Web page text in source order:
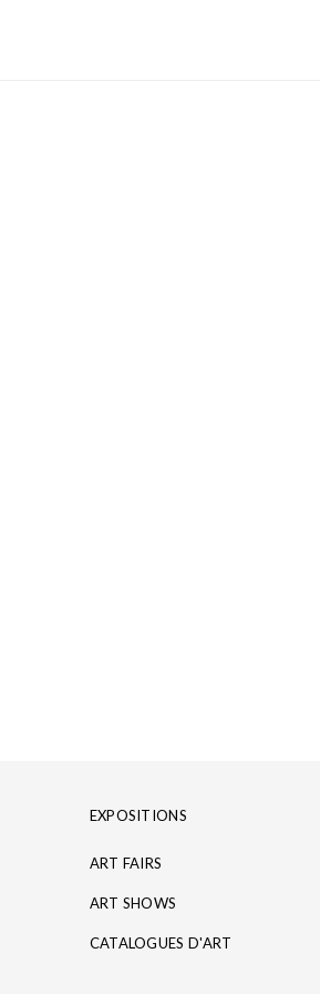
EXPOSITIONS
ART FAIRS
ART SHOWS
CATALOGUES D'ART